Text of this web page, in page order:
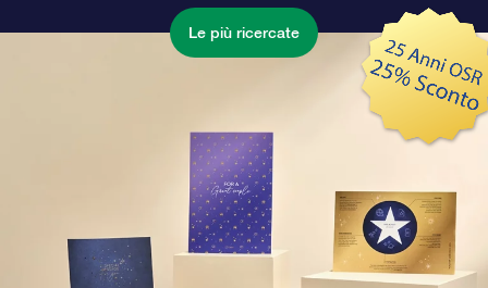
Le più ricercate